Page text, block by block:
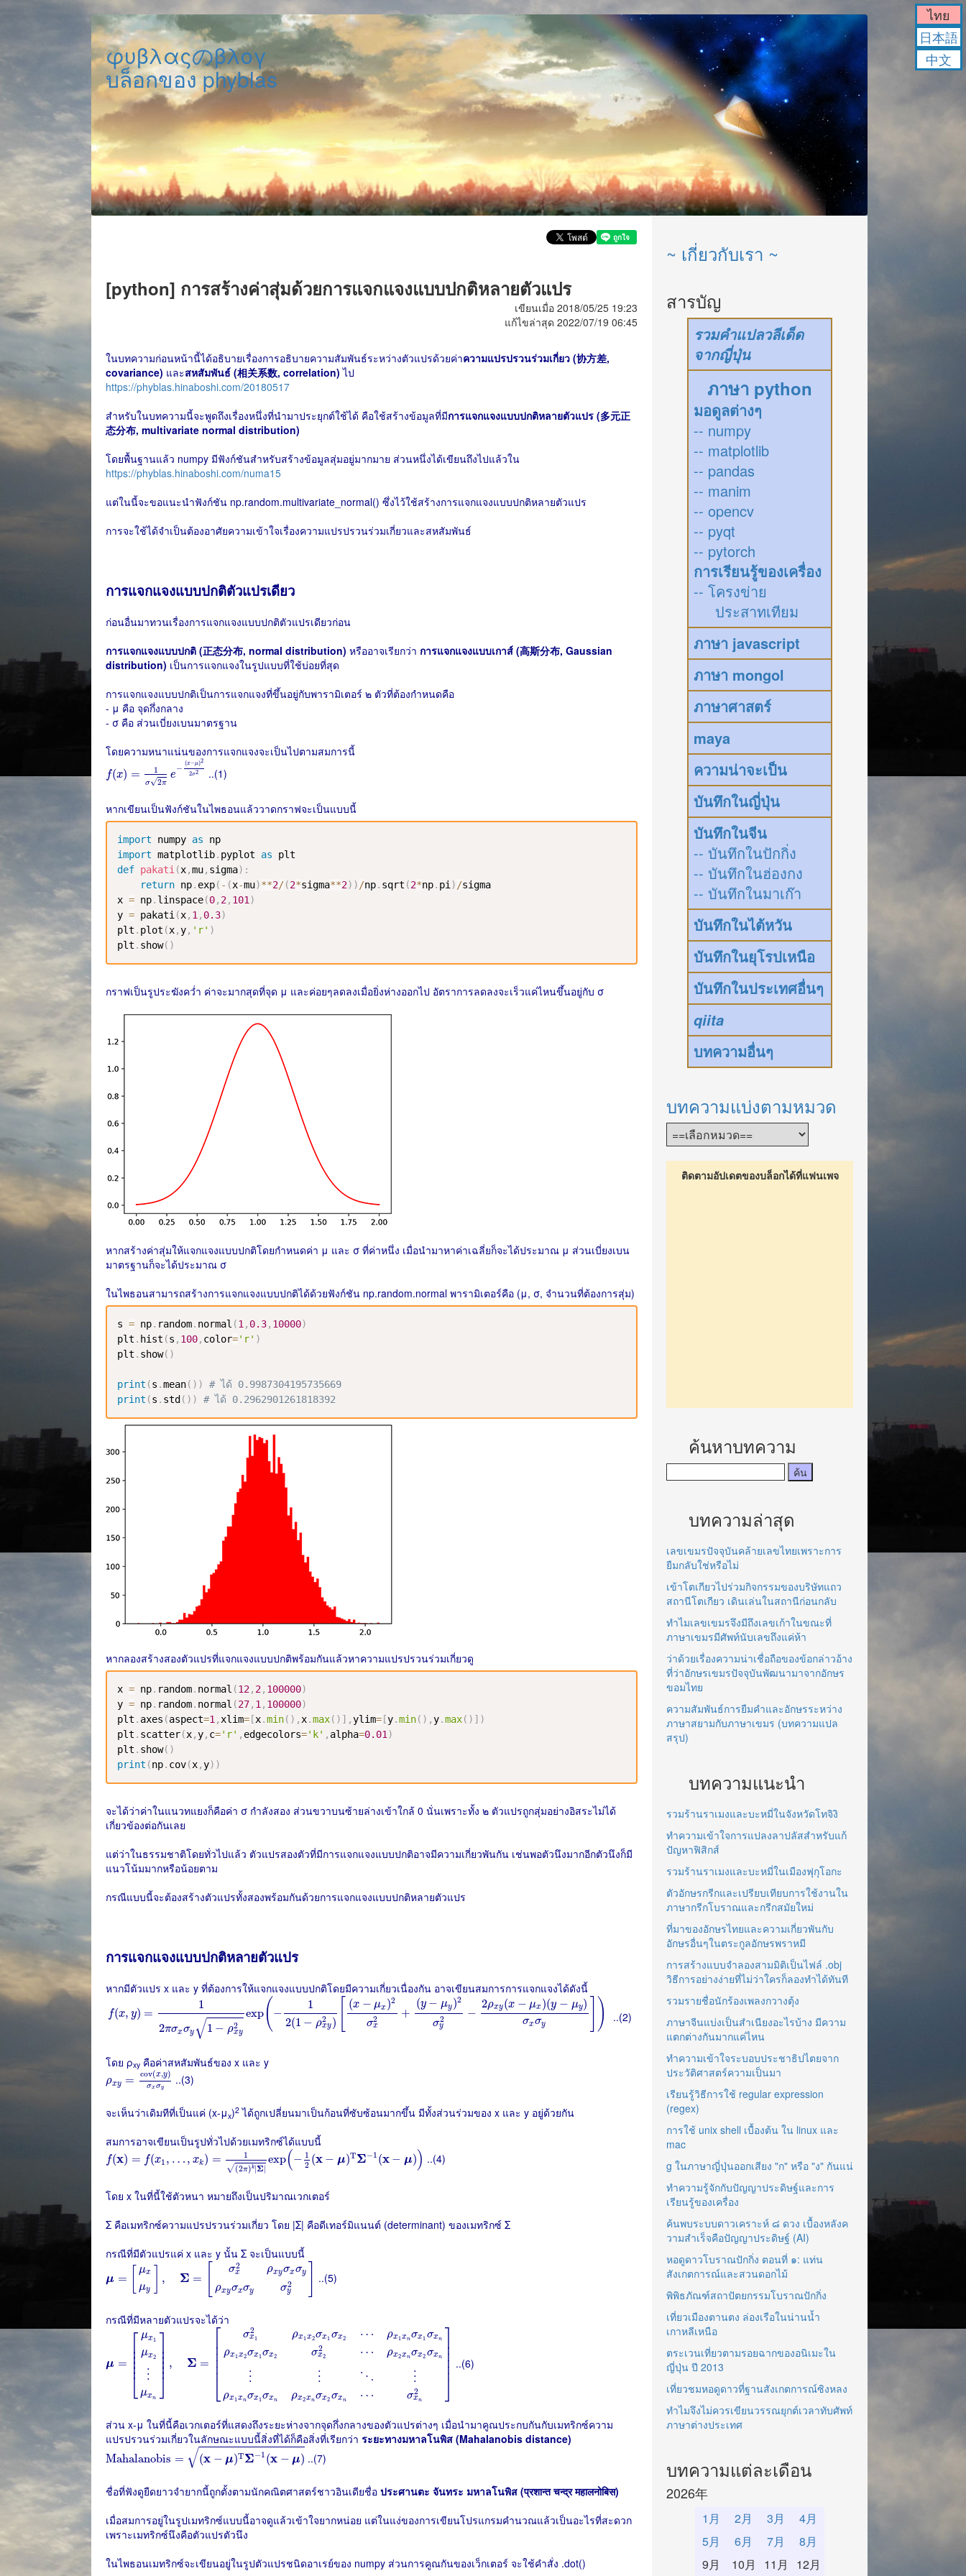
φυβλαςのβλογ
บล็อกของ phyblas
[python] การสร้างค่าสุ่มด้วยการแจกแจงแบบปกติหลายตัวแปร
เขียนเมื่อ 2018/05/25 19:23
แก้ไขล่าสุด 2022/07/19 06:45
ในบทความก่อนหน้านี้ได้อธิบายเรื่องการอธิบายความสัมพันธ์ระหว่างตัวแปรด้วยค่าความแปรปรวนร่วมเกี่ยว (协方差,
covariance) และสหสัมพันธ์ (相关系数, correlation) ไป
https://phyblas.hinaboshi.com/20180517
สำหรับในบทความนี้จะพูดถึงเรื่องหนึ่งที่นำมาประยุกต์ใช้ได้ คือใช้สร้างข้อมูลที่มีการแจกแจงแบบปกติหลายตัวแปร (多元正
态分布, multivariate normal distribution)
โดยพื้นฐานแล้ว numpy มีฟังก์ชันสำหรับสร้างข้อมูลสุ่มอยู่มากมาย ส่วนหนึ่งได้เขียนถึงไปแล้วใน
https://phyblas.hinaboshi.com/numa15
แต่ในนี้จะขอแนะนำฟังก์ชัน np.random.multivariate_normal() ซึ่งไว้ใช้สร้างการแจกแจงแบบปกติหลายตัวแปร
การจะใช้ได้จำเป็นต้องอาศัยความเข้าใจเรื่องความแปรปรวนร่วมเกี่ยวและสหสัมพันธ์
การแจกแจงแบบปกติตัวแปรเดียว
ก่อนอื่นมาทวนเรื่องการแจกแจงแบบปกติตัวแปรเดียวก่อน
การแจกแจงแบบปกติ (正态分布, normal distribution) หรืออาจเรียกว่า การแจกแจงแบบเกาส์ (高斯分布, Gaussian
distribution) เป็นการแจกแจงในรูปแบบที่ใช้บ่อยที่สุด
การแจกแจงแบบปกติเป็นการแจกแจงที่ขึ้นอยู่กับพารามิเตอร์ ๒​ ตัวที่ต้องกำหนดคือ
- μ คือ จุดกึ่งกลาง
- σ คือ ส่วนเบี่ยงเบนมาตรฐาน
โดยความหนาแน่นของการแจกแจงจะเป็นไปตามสมการนี้
f(x) = 1
σ√2π
e
− (x−μ)2
2σ2
f(x)=1 σ2πe−(x−μ)22 σ2
..(1)
หากเขียนเป็นฟังก์ชันในไพธอนแล้ววาดกราฟจะเป็นแบบนี้
import numpy as
import matplotlib. pyplot as
def pakati (x,mu, sigma) :
return np. exp( - (x-mu)**2/(2*sigma**2) ) /np. sqrt (2*np. pi ) /sigma
x = np. linspace(0, 2, 101 )
y = pakati (x, 1 , 0.3)
plt . plot (x,y, 'r' )
plt . show( )
กราฟเป็นรูประฆังคว่ำ ค่าจะมากสุดที่จุด μ และค่อยๆลดลงเมื่อยิ่งห่างออกไป อัตราการลดลงจะเร็วแค่ไหนขึ้นอยู่กับ σ
หากสร้างค่าสุ่มให้แจกแจงแบบปกติโดยกำหนดค่า μ และ σ ที่ค่าหนึ่ง เมื่อนำมาหาค่าเฉลี่ยก็จะได้ประมาณ μ ส่วนเบี่ยงเบน
มาตรฐานก็จะได้ประมาณ σ
ในไพธอนสามารถสร้างการแจกแจงแบบปกติได้ด้วยฟังก์ชัน np.random.normal พารามิเตอร์คือ (μ, σ, จำนวนที่ต้องการสุ่ม)
s = np. random. normal (1 , 0.3, 10000)
plt . hist (s , 100, color='r' )
plt . show( )
print (s .mean( ) )
# ได้ 0.9987304195735669
print (s . std ( ) ) # ได้ 0.2962901261818392
หากลองสร้างสองตัวแปรที่แจกแจงแบบปกติพร้อมกันแล้วหาความแปรปรวนร่วมเกี่ยวดู
x = np. random. normal (12, 2, 100000)
y = np. random. normal (27, 1 , 100000)
plt . axes (aspect=1 , xlim= [x.min( ) , x.max( ) ] ,ylim= [y.min( ) ,y.max( ) ] )
plt . scatter(x,y, c='r' , edgecolors='k' , alpha=0.01 )
plt . show( )
print (np. cov(x,y) )
จะได้ว่าค่าในแนวทแยงก็คือค่า σ กำลังสอง ส่วนขวาบนซ้ายล่างเข้าใกล้ 0 นั่นเพราะทั้ง ๒ ตัวแปรถูกสุ่มอย่างอิสระไม่ได้
เกี่ยวข้องต่อกันเลย
แต่ว่าในธรรมชาติโดยทั่วไปแล้ว ตัวแปรสองตัวที่มีการแจกแจงแบบปกติอาจมีความเกี่ยวพันกัน เช่นพอตัวนึงมากอีกตัวนึงก็มี
แนวโน้มมากหรือน้อยตาม
กรณีแบบนี้จะต้องสร้างตัวแปรทั้งสองพร้อมกันด้วยการแจกแจงแบบปกติหลายตัวแปร
การแจกแจงแบบปกติหลายตัวแปร
หากมีตัวแปร x และ y ที่ต้องการให้แจกแจงแบบปกติโดยมีความเกี่ยวเนื่องกัน อาจเขียนสมการการแจกแจงได้ดังนี้
f(x, y) =
1
2πσxσy √1 − ρ2
xy
exp( −
1
2(1 − ρ2
xy)
(x − μx )2
σ2
x
+
(y − μy)2
σ2
y
−
2ρxy(x − μx )(y − μy)
σx σy )
f( x,y)=12π σ xσy1− ρxy2exp(−12(1−ρxy2)[(x−μx)2 σx2+(y−μy)2 σ y2−2ρxy(x −μ x)(y−μy)σxσy])
..(2)
โดย ρxy คือค่าสหสัมพันธ์ของ x และ y
ρxy = cov(x,y)
σxσy
ρxy =cov(x,y)σxσy
..(3)
จะเห็นว่าเดิมทีที่เป็นแค่ (x-μx)2 ได้ถูกเปลี่ยนมาเป็นก้อนที่ซับซ้อนมากขึ้น มีทั้งส่วนร่วมของ x และ y อยู่ด้วยกัน
สมการอาจเขียนเป็นรูปทั่วไปด้วยเมทริกซ์ได้แบบนี้
f(x) = f(x1 , … , xk) =
1
√(2π)k|Σ|
exp(− 1
2 (x − μ)TΣ−1 (x − μ))
f(x)=f(x 1,…,xk)=1(2π)k|Σ |exp(−12(x−μ)T x− )
..(4)
โดย x ในที่นี้ใช้ตัวหนา หมายถึงเป็นปริมาณเวกเตอร์
Σ คือเมทริกซ์ความแปรปรวนร่วมเกี่ยว โดย |Σ| คือดีเทอร์มิแนนต์ (determinant) ของเมทริกซ์ Σ
กรณีที่มีตัวแปรแค่ x และ y นั้น Σ จะเป็นแบบนี้
μ =
μx
μy
, Σ =
σ2
x ρxyσxσy
ρxyσxσy σ2
y
μ=[μxμ y],Σ=[σx2ρxyσ xσyρxyσxσyσy2]
..(5)
กรณีที่มีหลายตัวแปรจะได้ว่า
μ =
⎡
⎢ ⎢ ⎢ ⎢ ⎢⎣
μx1
μx2
⋮
μxn
⎤⎥ ⎥ ⎥ ⎥ ⎥
⎦
, Σ =
⎡
⎢ ⎢ ⎢ ⎢ ⎢⎣
σ2
x1 ρx1x2σx1 σx2 ⋯ ρx1xnσx1 σxn
ρx1x2σx1σx2 σ2
x2 ⋯ ρx2xnσx2 σxn
⋮ ⋮ ⋱ ⋮
ρx1xnσx1σxn ρx2xnσx2 σxn ⋯ σ2
xn
⎤⎥ ⎥ ⎥ ⎥ ⎥
⎦
μ=[μx1μ x2⋮μxn],Σ=[σ ρ σx nσx1σxnρ
..(6)
ส่วน x-μ ในที่นี้คือเวกเตอร์ที่แสดงถึงระยะห่างจากจุดกึ่งกลางของตัวแปรต่างๆ เมื่อนำมาคูณประกบกันกับเมทริกซ์ความ
แปรปรวนร่วมเกี่ยวในลักษณะแบบนี้สิ่งที่ได้ก็คือสิ่งที่เรียกว่า ระยะทางมหาลโนพิส (Mahalanobis distance)
Mahalanobis = √(x − μ)TΣ−1 (x − μ)
Mahalanobis=( x−μ)TΣ−1(x−μ)
..(7)
ชื่อที่ฟังดูยืดยาวจำยากนี้ถูกตั้งตามนักคณิตศาสตร์ชาวอินเดียชื่อ ประศานตะ จันทระ มหาลโนพิส (प्रशान्त चन्द्र महालनोबिस)
เมื่อสมการอยู่ในรูปเมทริกซ์แบบนี้อาจดูแล้วเข้าใจยากหน่อย แต่ในแง่ของการเขียนโปรแกรมคำนวณแล้วเป็นอะไรที่สะดวก
เพราะเมทริกซ์นึงคือตัวแปรตัวนึง
ในไพธอนเมทริกซ์จะเขียนอยู่ในรูปตัวแปรชนิดอาเรย์ของ numpy ส่วนการคูณกันของเว็กเตอร์ จะใช้คำสั่ง .dot()
~ เกี่ยวกับเรา ~
สารบัญ
รวมคำแปลวลีเด็ด
จากญี่ปุ่น
ภาษา python
มอดูลต่างๆ
-- numpy
-- matplotlib
-- pandas
-- manim
-- opencv
-- pyqt
-- pytorch
การเรียนรู้ของเครื่อง
-- โครงข่าย
ประสาทเทียม
ภาษา javascript
ภาษา mongol
ภาษาศาสตร์
maya
ความน่าจะเป็น
บันทึกในญี่ปุ่น
บันทึกในจีน
-- บันทึกในปักกิ่ง
-- บันทึกในฮ่องกง
-- บันทึกในมาเก๊า
บันทึกในไต้หวัน
บันทึกในยุโรปเหนือ
บันทึกในประเทศอื่นๆ
qiita
บทความอื่นๆ
บทความแบ่งตามหมวด
ติดตามอัปเดตของบล็อกได้ที่แฟนเพจ
ค้นหาบทความ
บทความล่าสุด
เลขเขมรปัจจุบันคล้ายเลขไทยเพราะการ
ยืมกลับใช่หรือไม่
เข้าโตเกียวไปร่วมกิจกรรมของบริษัทแถว
สถานีโตเกียว เดินเล่นในสถานีก่อนกลับ
ทำไมเลขเขมรจึงมีถึงเลขเก้าในขณะที่
ภาษาเขมรมีศัพท์นับเลขถึงแค่ห้า
ว่าด้วยเรื่องความน่าเชื่อถือของข้อกล่าวอ้าง
ที่ว่าอักษรเขมรปัจจุบันพัฒนามาจากอักษร
ขอมไทย
ความสัมพันธ์การยืมคำและอักษรระหว่าง
ภาษาสยามกับภาษาเขมร (บทความแปล
สรุป)
บทความแนะนำ
รวมร้านราเมงและบะหมี่ในจังหวัดโทจิงิ
ทำความเข้าใจการแปลงลาปลัสสำหรับแก้
ปัญหาฟิสิกส์
รวมร้านราเมงและบะหมี่ในเมืองฟุกุโอกะ
ตัวอักษรกรีกและเปรียบเทียบการใช้งานใน
ภาษากรีกโบราณและกรีกสมัยใหม่
ที่มาของอักษรไทยและความเกี่ยวพันกับ
อักษรอื่นๆในตระกูลอักษรพราหมี
การสร้างแบบจำลองสามมิติเป็นไฟล์ .obj
วิธีการอย่างง่ายที่ไม่ว่าใครก็ลองทำได้ทันที
รวมรายชื่อนักร้องเพลงกวางตุ้ง
ภาษาจีนแบ่งเป็นสำเนียงอะไรบ้าง มีความ
แตกต่างกันมากแค่ไหน
ทำความเข้าใจระบอบประชาธิปไตยจาก
ประวัติศาสตร์ความเป็นมา
เรียนรู้วิธีการใช้ regular expression
(regex)
การใช้ unix shell เบื้องต้น ใน linux และ
mac
g ในภาษาญี่ปุ่นออกเสียง "ก" หรือ "ง" กันแน่
ทำความรู้จักกับปัญญาประดิษฐ์และการ
เรียนรู้ของเครื่อง
ค้นพบระบบดาวเคราะห์ ๘ ดวง เบื้องหลังค
วามสำเร็จคือปัญญาประดิษฐ์ (AI)
หอดูดาวโบราณปักกิ่ง ตอนที่ ๑: แท่น
สังเกตการณ์และสวนดอกไม้
พิพิธภัณฑ์สถาปัตยกรรมโบราณปักกิ่ง
เที่ยวเมืองตานตง ล่องเรือในน่านน้ำ
เกาหลีเหนือ
ตระเวนเที่ยวตามรอยฉากของอนิเมะใน
ญี่ปุ่น ปี 2013
เที่ยวชมหอดูดาวที่ฐานสังเกตการณ์ซิงหลง
ทำไมจึงไม่ควรเขียนวรรณยุกต์เวลาทับศัพท์
ภาษาต่างประเทศ
บทความแต่ละเดือน
2026年
1月 2月 3月
4月
5月
6月 7月
8月
9月
10月 11月 12月
ไทย
日本語
中文